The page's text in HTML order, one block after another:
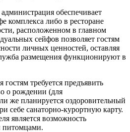
обеспечивает
комплекса либо в ресторане
расположенном в главном
сейфов позволяет гостям
личных ценностей, оставляя
размещения функционируют в
требуется предъявить
о рождении (для
же планируется оздоровительный
себе санаторно-курортную карту.
является возможность
питомцами.